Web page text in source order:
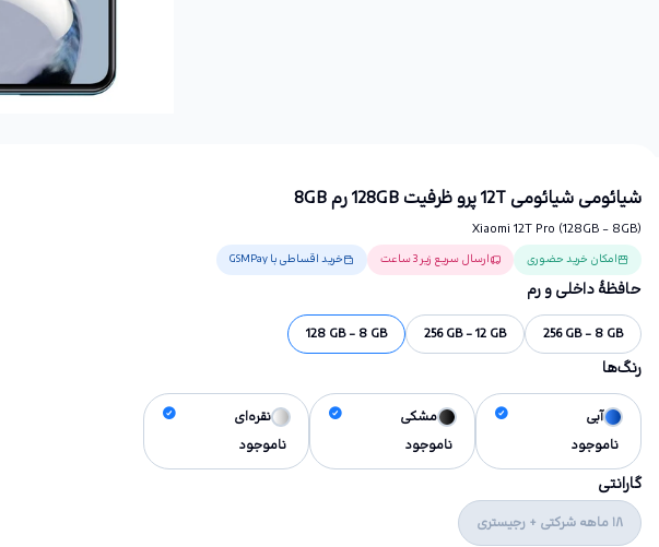
شیائومی شیائومی 12T پرو ظرفیت 128GB رم 8GB
Xiaomi 12T Pro (128GB - 8GB)
امکان خرید حضوری ارسال سریع زیر 3 ساعت خرید اقساطی با GSMPay
حافظهٔ داخلی و رم
256 GB - 8 GB
256 GB - 12 GB
128 GB - 8 GB
رنگ‌ها
آبی
ناموجود
مشکی
ناموجود
نقره‌ای
ناموجود
گارانتی
18 ماهه شرکتی + رجیستری